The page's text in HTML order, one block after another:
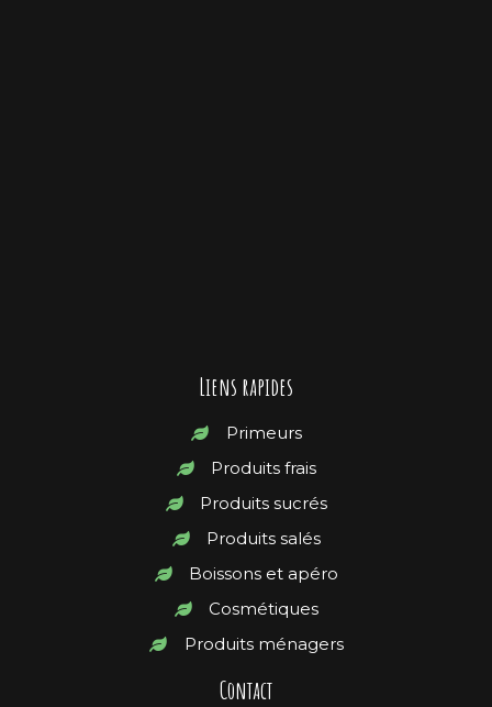
Liens rapides
Primeurs
Produits frais
Produits sucrés
Produits salés
Boissons et apéro
Cosmétiques
Produits ménagers
Contact